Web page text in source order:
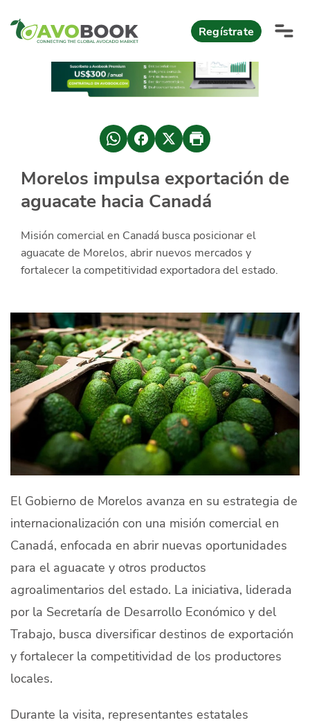
Regístrate
AvoReports
AvoComments
AvoMagazine
AvoEvents
Quiénes Somos
Productores
Mercados
Contacto
Morelos impulsa exportación de
aguacate hacia Canadá
Misión comercial en Canadá busca posicionar el
aguacate de Morelos, abrir nuevos mercados y
fortalecer la competitividad exportadora del estado.
El Gobierno de Morelos avanza en su estrategia de
internacionalización con una misión comercial en
Canadá, enfocada en abrir nuevas oportunidades
para el aguacate y otros productos
agroalimentarios del estado. La iniciativa, liderada
por la Secretaría de Desarrollo Económico y del
Trabajo, busca diversificar destinos de exportación
y fortalecer la competitividad de los productores
locales.
Durante la visita, representantes estatales